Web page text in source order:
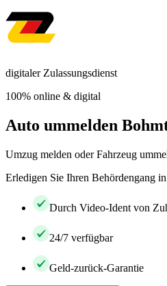
digitaler Zulassungsdienst
100% online & digital
Auto ummelden
Umzug melden oder Fahrzeug
Erledigen Sie Ihren Behördengang
Durch Video-Ident von
24/7 verfügbar
Geld-zurück-Garantie